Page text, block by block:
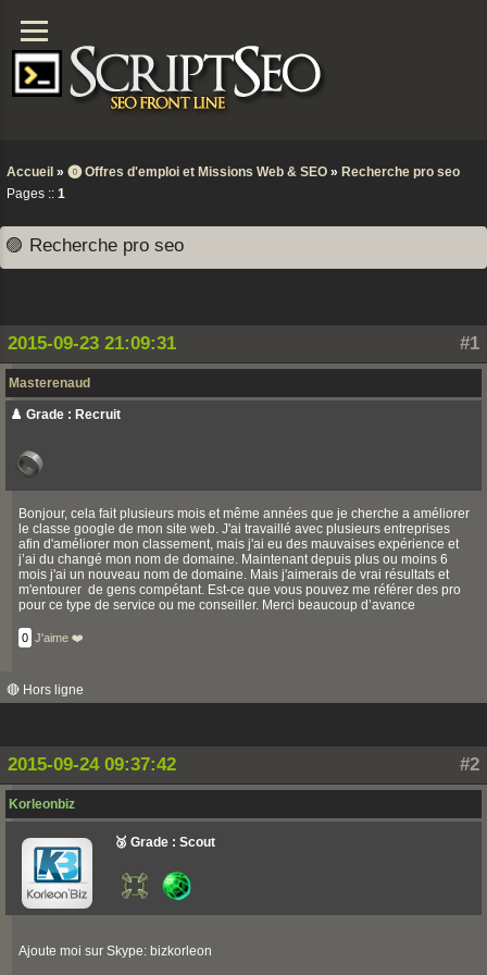
Accueil » ⓿ Offres d'emploi et Missions Web & SEO » Recherche pro seo
Pages :: 1
🟣 Recherche pro seo
#1
2015-09-23 21:09:31
Masterenaud
♟️ Grade : Recruit
Bonjour, cela fait plusieurs mois et même années que je cherche a améliorer
le classe google de mon site web. J'ai travaillé avec plusieurs entreprises
afin d'améliorer mon classement, mais j'ai eu des mauvaises expérience et
j’ai du changé mon nom de domaine. Maintenant depuis plus ou moins 6
mois j'ai un nouveau nom de domaine. Mais j'aimerais de vrai résultats et
m'entourer de gens compétant. Est-ce que vous pouvez me référer des pro
pour ce type de service ou me conseiller. Merci beaucoup d’avance
0 J'aime ❤️
🔴 Hors ligne
#2
2015-09-24 09:37:42
Korleonbiz
🥉 Grade : Scout
Ajoute moi sur Skype: bizkorleon